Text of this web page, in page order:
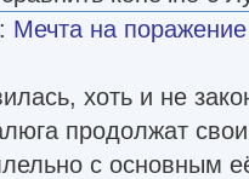
: Мечта на поражение
хоть и не
продолжат
с основным